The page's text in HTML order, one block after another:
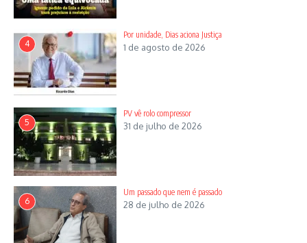
4
Por unidade, Dias aciona Justiça
1 de agosto de 2026
5
PV vê rolo compressor
31 de julho de 2026
6
Um passado que nem é passado
28 de julho de 2026